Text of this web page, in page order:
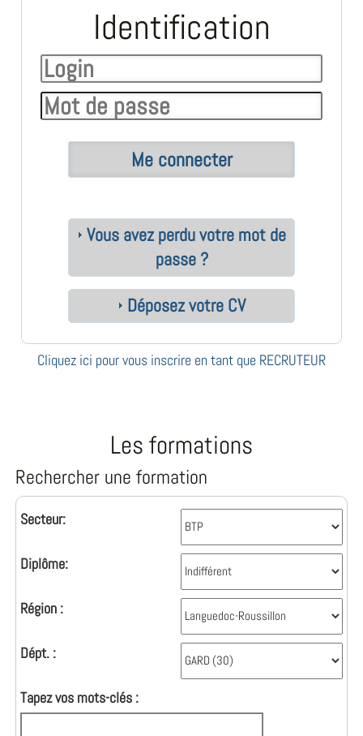
Identification
Vous avez perdu votre mot de
passe ?
Déposez votre CV
Cliquez ici pour vous inscrire en tant que RECRUTEUR
Les formations
Rechercher une formation
Secteur:
Diplôme:
Région :
Dépt. :
Tapez vos mots-clés :